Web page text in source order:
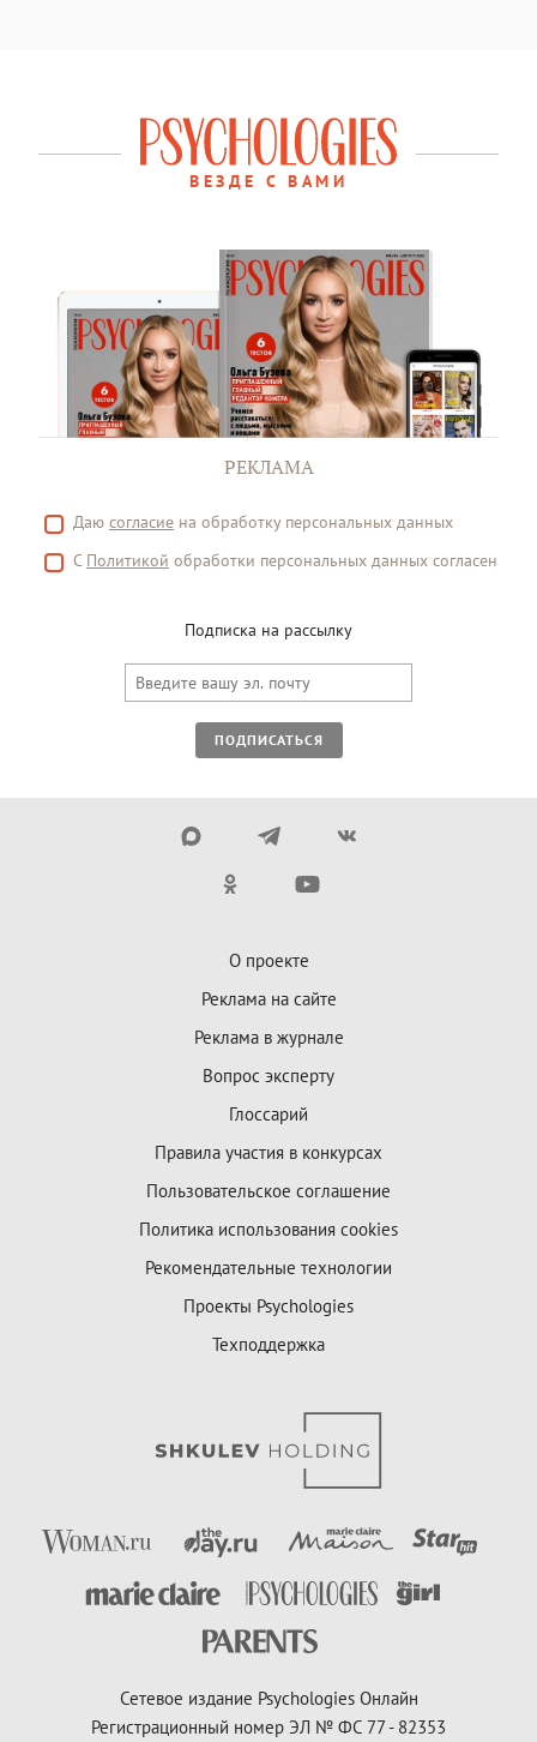
ВЕЗДЕ С ВАМИ
РЕКЛАМА
Даю согласие на обработку персональных данных
С Политикой обработки персональных данных согласен
Подписка на рассылку
ПОДПИСАТЬСЯ
О проекте
Реклама на сайте
Реклама в журнале
Вопрос эксперту
Глоссарий
Правила участия в конкурсах
Пользовательское соглашение
Политика использования cookies
Рекомендательные технологии
Проекты Psychologies
Техподдержка
Сетевое издание Psychologies Онлайн
Регистрационный номер ЭЛ № ФС 77 - 82353